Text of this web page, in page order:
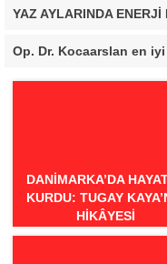
YAZ AYLARINDA
Op. Dr. Kocaarslan en
DANIMARKA’DA
KURDU: TUGAY
HIKÂYESI